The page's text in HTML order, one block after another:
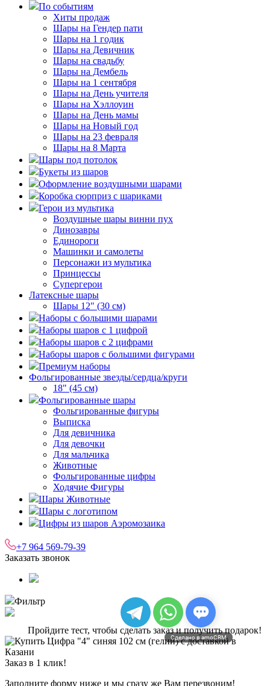
По событиям
Хиты продаж
Шары на Гендер пати
Шары на 1 годик
Шары на Девичник
Шары на свадьбу
Шары на Дембель
Шары на 1 сентября
Шары на День учителя
Шары на Хэллоуин
Шары на День мамы
Шары на Новый год
Шары на 23 февраля
Шары на 8 Марта
Шары под потолок
Букеты из шаров
Оформление воздушными шарами
Коробка сюрприз с шариками
Герои из мультика
Воздушные шары винни пух
Динозавры
Единороги
Машинки и самолеты
Персонажи из мультика
Принцессы
Супергерои
Латексные шары
Шары 12" (30 см)
Наборы с большими шарами
Наборы шаров с 1 цифрой
Наборы шаров с 2 цифрами
Наборы шаров с большими фигурами
Премиум наборы
Фольгированные звезды/сердца/круги
18" (45 см)
Фольгированные шары
Фольгированные фигуры
Выписка
Для девичника
Для девочки
Для мальчика
Животные
Фольгированные цифры
Ходячие Фигуры
Шары Животные
Шары с логотипом
Цифры из шаров Аэромозаика
+7 964 569-79-39
Заказать звонок
Фильтр
Пройдите тест, чтобы сделать заказ и получить подарок!
Заказ в 1 клик!
Заполните форму ниже и мы сразу же Вам перезвоним!
Сделано в amoCRM